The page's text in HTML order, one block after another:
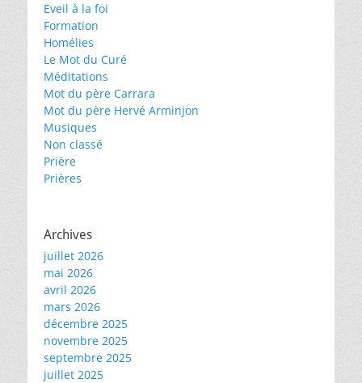
Eveil à la foi
Formation
Homélies
Le Mot du Curé
Méditations
Mot du père Carrara
Mot du père Hervé Arminjon
Musiques
Non classé
Prière
Prières
Archives
juillet 2026
mai 2026
avril 2026
mars 2026
décembre 2025
novembre 2025
septembre 2025
juillet 2025